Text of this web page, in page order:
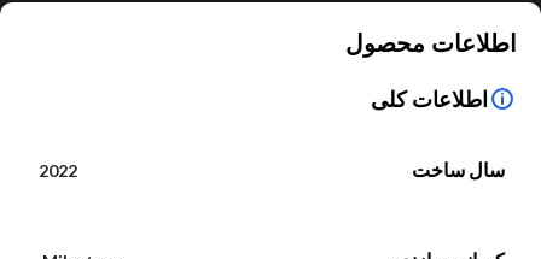
اطلاعات محصول
اطلاعات کلی
سال ساخت 2022